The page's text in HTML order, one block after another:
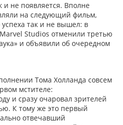
не появляется. Вполне
на следующий фильм,
так и не вышел: в
Studios отменили третью
и объявили об очередном
Тома Холланда совсем
мстителе:
и сразу очаровал зрителей
К тому же это первый
отвечавший